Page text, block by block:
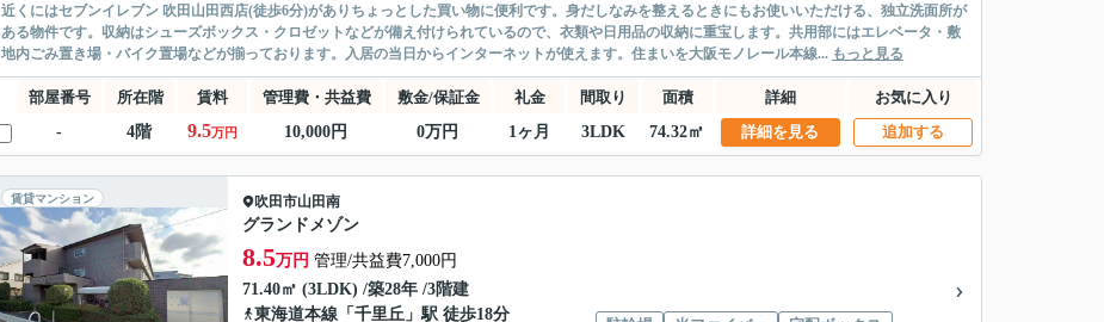
近くにはセブンイレブン 吹田山田西店(徒歩6分)がありちょっとした買い物に便利です。身だしなみを整えるときにもお使いいただける、独立洗面所が
ある物件です。収納はシューズボックス・クロゼットなどが備え付けられているので、衣類や日用品の収納に重宝します。共用部にはエレベータ・敷
地内ごみ置き場・バイク置場などが揃っております。入居の当日からインターネットが使えます。住まいを大阪モノレール本線... もっと見る
部屋番号 所在階 賃料 管理費・共益費 敷金/保証金 礼金 間取り 面積 詳細
お気に入り
-
4階 9.5万円 10,000円 0万円 1ヶ月 3LDK 74.32㎡ 詳細を見る 追加する
賃貸マンション 吹田市山田南
グランドメゾン
8.5万円 管理/共益費7,000円
71.40㎡ (3LDK) /築28年 /3階建
東海道本線 「 千里丘 」駅 徒歩18分